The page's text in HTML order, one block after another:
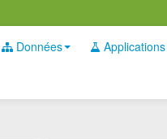
Données Applications